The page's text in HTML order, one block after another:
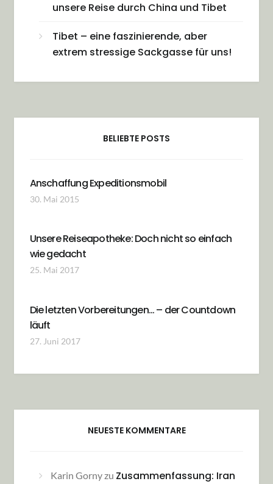
unsere Reise durch China und Tibet
Tibet – eine faszinierende, aber
extrem stressige Sackgasse für uns!
BELIEBTE POSTS
Anschaffung Expeditionsmobil
30. Mai 2015
Unsere Reiseapotheke: Doch nicht so einfach
wie gedacht
25. Mai 2017
Die letzten Vorbereitungen… – der Countdown
läuft
27. Juni 2017
NEUESTE KOMMENTARE
Karin Gornyzu Zusammenfassung: Iran